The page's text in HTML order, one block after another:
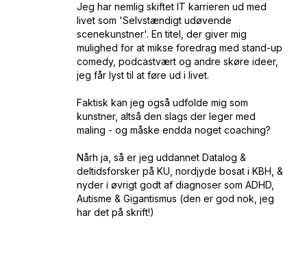
Jeg har nemlig skiftet IT karrieren ud med
livet som 'Selvstændigt udøvende
scenekunstner'. En titel, der giver mig
mulighed for at mikse foredrag med stand-up
comedy, podcastvært og andre skøre ideer,
jeg får lyst til at føre ud i livet.
Faktisk kan jeg også udfolde mig som
kunstner, altså den slags der leger med
maling - og måske endda noget coaching?
Nårh ja, så er jeg uddannet Datalog &
deltidsforsker på KU, nordjyde bosat i KBH, &
nyder i øvrigt godt af diagnoser som ADHD,
Autisme & Gigantismus (den er god nok, jeg
har det på skrift!)